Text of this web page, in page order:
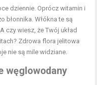
dziennie. Oprócz witamin i
błonnika. Włókna te są
czy wiesz, że Twój układ
Zdrowa flora jelitowa
nie są mile widziane.
węglowodany